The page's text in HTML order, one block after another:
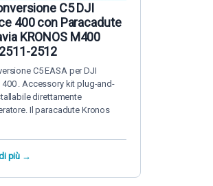
C5 DJI
400 con Paracadute
KRONOS M400
2512
C5 EASA per DJI
400 . Accessory kit plug-and-
direttamente
Il paracadute Kronos
più →